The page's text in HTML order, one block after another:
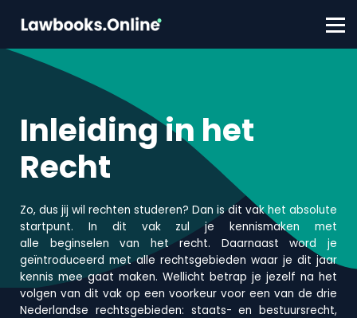
FAQ
Contact
Inleiding in het
Recht
Zo, dus jij wil rechten studeren? Dan is dit vak het absolute
startpunt. In dit vak zul je kennismaken met
alle beginselen van het recht. Daarnaast word je
geïntroduceerd met alle rechtsgebieden waar je dit jaar
kennis mee gaat maken. Wellicht betrap je jezelf na het
volgen van dit vak op een voorkeur voor een van de drie
Nederlandse rechtsgebieden: staats- en bestuursrecht,